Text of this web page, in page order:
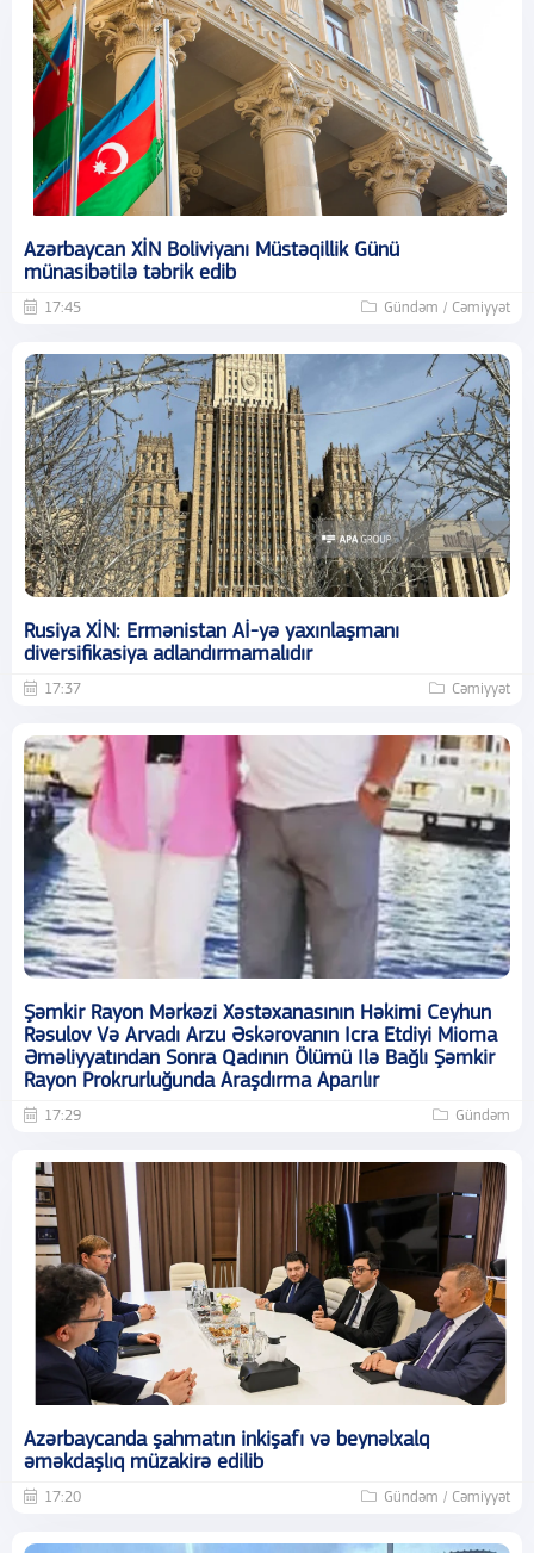
Azərbaycan XİN Boliviyanı Müstəqillik Günü
münasibətilə təbrik edib
17:45 Gündəm / Cəmiyyət
Rusiya XİN: Ermənistan Aİ-yə yaxınlaşmanı
diversifikasiya adlandırmamalıdır
17:37 Cəmiyyət
Şəmkir Rayon Mərkəzi Xəstəxanasının Həkimi Ceyhun
Rəsulov Və Arvadı Arzu Əskərovanın Icra Etdiyi Mioma
Əməliyyatından Sonra Qadının Ölümü Ilə Bağlı Şəmkir
Rayon Prokrurluğunda Araşdırma Aparılır
17:29 Gündəm
Azərbaycanda şahmatın inkişafı və beynəlxalq
əməkdaşlıq müzakirə edilib
17:20 Gündəm / Cəmiyyət